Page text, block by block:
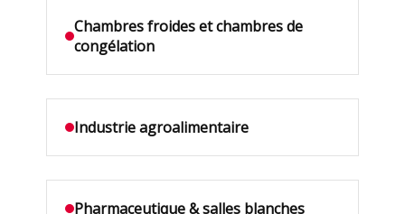
Chambres froides et chambres de
congélation
Industrie agroalimentaire
Pharmaceutique & salles blanches